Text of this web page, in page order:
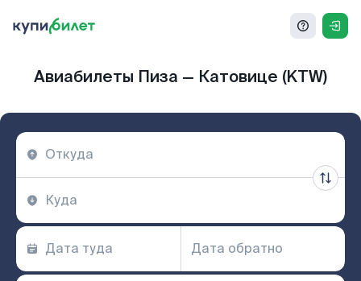
Авиабилеты Пиза — Катовице (KTW)